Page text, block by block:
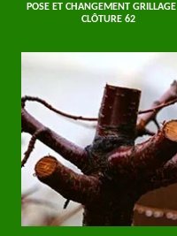
POSE ET CHANGEMENT
CLÔTURE 62